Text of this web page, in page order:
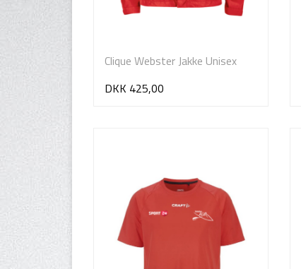
Clique Webster Jakke Unisex
DKK 425,00